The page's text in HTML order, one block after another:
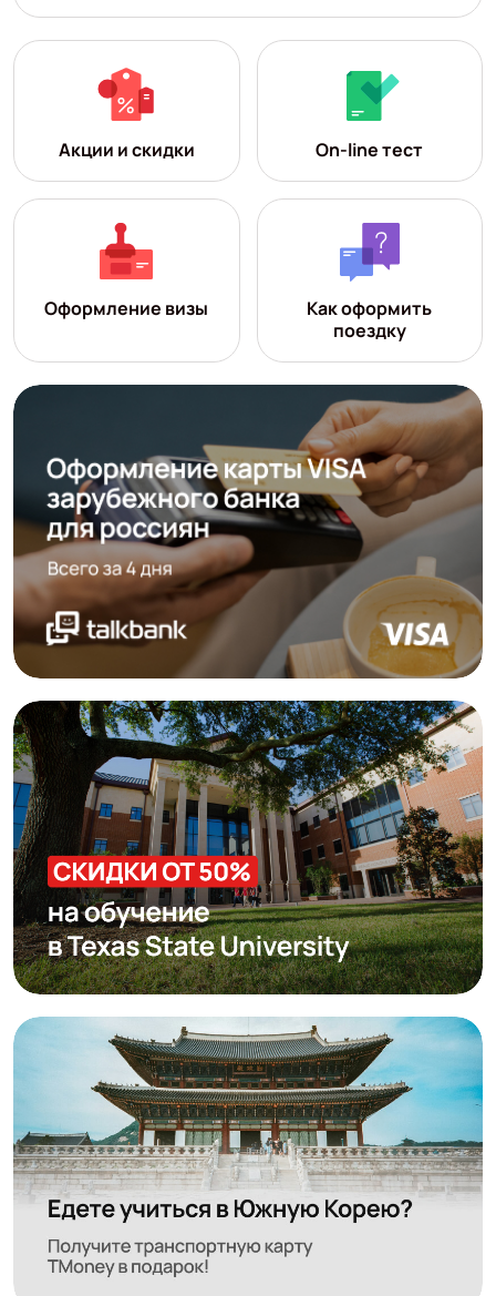
Акции и скидки On-line тест
Оформление визы
Как оформить
поездку